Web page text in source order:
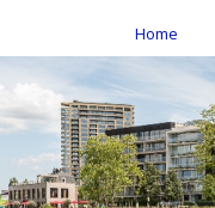
Home